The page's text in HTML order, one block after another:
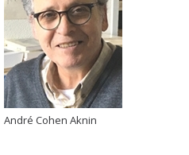
André Cohen Aknin